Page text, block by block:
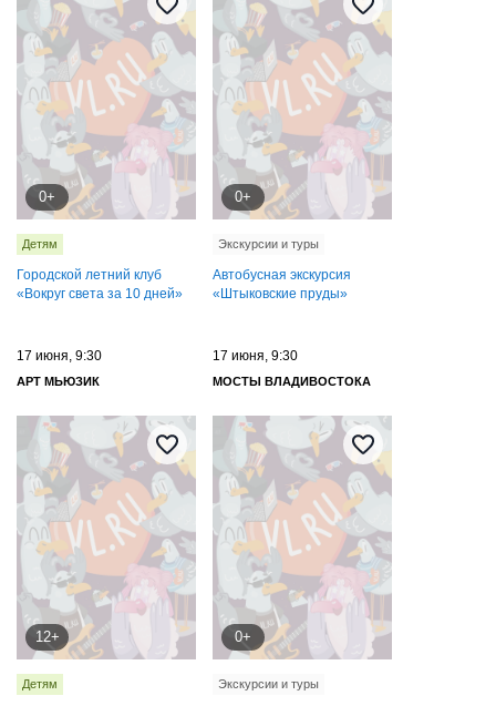
0+
Детям
Городской летний клуб
«Вокруг света за 10 дней»
0+
Экскурсии и туры
Автобусная экскурсия
«Штыковские пруды»
17 июня, 9:30
АРТ МЬЮЗИК
12+
Детям
17 июня, 9:30
МОСТЫ ВЛАДИВОСТОКА
0+
Экскурсии и туры